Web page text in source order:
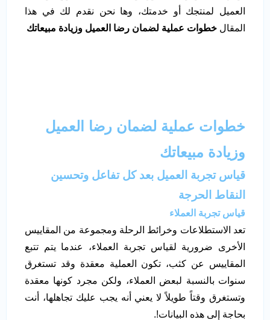
العميل لمنتجك أو خدمتك، وها نحن نقدم لك في هذا
المقال خطوات عملية لضمان رضا العميل وزيادة مبيعاتك
خطوات عملية لضمان رضا العميل
وزيادة مبيعاتك
قياس تجربة العميل بعد كل تفاعل وتحسين
النقاط الحرجة
قياس تجربة العملاء
تعد الاستطلاعات وخرائط الرحلة ومجموعة من المقاييس
الأخرى ضرورية لقياس تجربة العملاء، عندما يتم تتبع
المقاييس عن كثب، تكون العملية معقدة وقد تستغرق
سنوات بالنسبة لبعض العملاء، ولكن مجرد كونها معقدة
وتستغرق وقتاً طويلاً لا يعني أنه يجب عليك تجاهلها، أنت
بحاجة إلى هذه البيانات!.